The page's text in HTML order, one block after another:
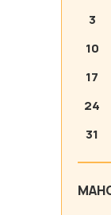
3
10
17
24
31
MA